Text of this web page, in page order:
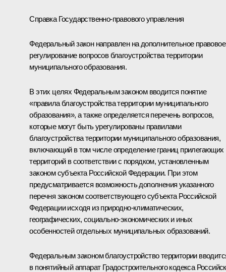
Справка Государственно-правового управления
Федеральный закон направлен на дополнительное правовое
регулирование вопросов благоустройства территории
муниципального образования.
В этих целях Федеральным законом вводится понятие
«правила благоустройства территории муниципального
образования», а также определяется перечень вопросов,
которые могут быть урегулированы правилами
благоустройства территории муниципального образования,
включающий в том числе определение границ прилегающих
территорий в соответствии с порядком, установленным
законом субъекта Российской Федерации. При этом
предусматривается возможность дополнения указанного
перечня законом соответствующего субъекта Российской
Федерации исходя из природно-климатических,
географических, социально-экономических и иных
особенностей отдельных муниципальных образований.
Федеральным законом благоустройство территории
в понятийный аппарат Градостроительного кодекса